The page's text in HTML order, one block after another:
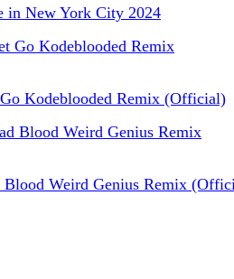
in New York City 2024
Kodeblooded Remix (Official)
Weird Genius Remix